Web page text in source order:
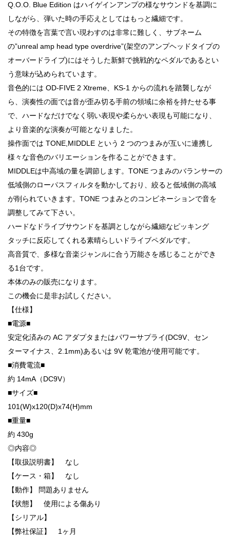
Q.O.O. Blue Edition はハイゲインアンプの様なサウンドを基調に
しながら、弾いた時の手応えとしてはもっと繊細です。
その特徴を言葉で言い現わすのは非常に難しく、サブネーム
の”unreal amp head type overdrive”(架空のアンプヘッドタイプの
オーバードライブ)にはそうした新鮮で挑戦的なペダルであるとい
う意味が込められています。
音色的には OD-FIVE 2 Xtreme、KS-1 からの流れを踏襲しなが
ら、演奏性の面では音が歪み切る手前の領域に余裕を持たせる事
で、ハードなだけでなく弱い表現や柔らかい表現も可能になり、
より音楽的な演奏が可能となりました。
操作面では TONE,MIDDLE という 2 つのつまみが互いに連携し
様々な音色のバリエーションを作ることができます。
MIDDLEは中高域の量を調節します。TONE つまみのバランサーの
低域側のローパスフィルタを動かしており、絞ると低域側の高域
が削られていきます。TONE つまみとのコンビネーションで音を
調整してみて下さい。
ハードなドライブサウンドを基調としながら繊細なピッキング
タッチに反応してくれる素晴らしいドライブペダルです。
高音質で、多様な音楽ジャンルに合う万能さを感じることができ
る1台です。
本体のみの販売になります。
この機会に是非お試しください。
【仕様】
■電源■
安定化済みの AC アダプタまたはパワーサプライ(DC9V、セン
ターマイナス、2.1mm)あるいは 9V 乾電池が使用可能です。
■消費電流■
約 14mA（DC9V）
■サイズ■
101(W)x120(D)x74(H)mm
■重量■
約 430g
◎内容◎
【取扱説明書】 なし
【ケース・箱】 なし
【動作】 問題ありません
【状態】 使用による傷あり
【シリアル】
【弊社保証】 1ヶ月